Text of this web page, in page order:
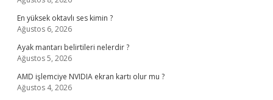
En yüksek oktavlı ses kimin ?
Ağustos 6, 2026
Ayak mantarı belirtileri nelerdir ?
Ağustos 5, 2026
AMD işlemciye NVIDIA ekran kartı olur mu ?
Ağustos 4, 2026